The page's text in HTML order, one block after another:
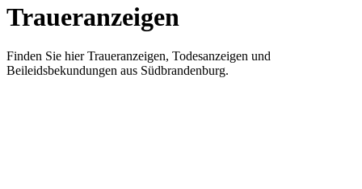
Traueranzeigen
Finden Sie hier Traueranzeigen, Todesanzeigen und
Beileidsbekundungen aus Südbrandenburg.